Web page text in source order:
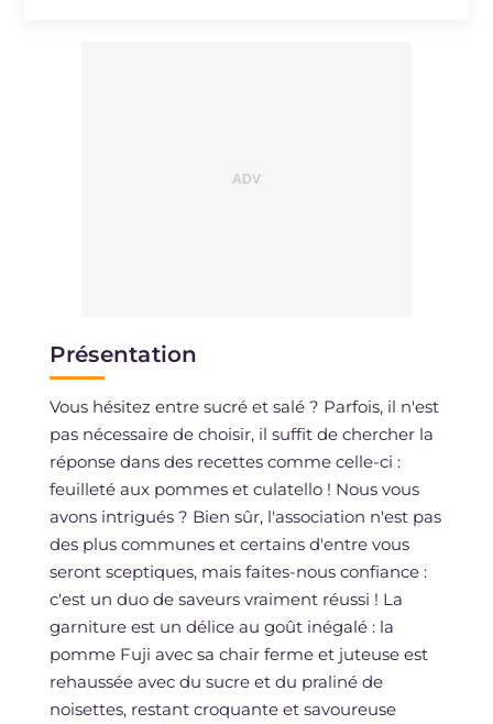
Présentation
Vous hésitez entre sucré et salé ? Parfois, il n'est
pas nécessaire de choisir, il suffit de chercher la
réponse dans des recettes comme celle-ci :
feuilleté aux pommes et culatello ! Nous vous
avons intrigués ? Bien sûr, l'association n'est pas
des plus communes et certains d'entre vous
seront sceptiques, mais faites-nous confiance :
c'est un duo de saveurs vraiment réussi ! La
garniture est un délice au goût inégalé : la
pomme Fuji avec sa chair ferme et juteuse est
rehaussée avec du sucre et du praliné de
noisettes, restant croquante et savoureuse